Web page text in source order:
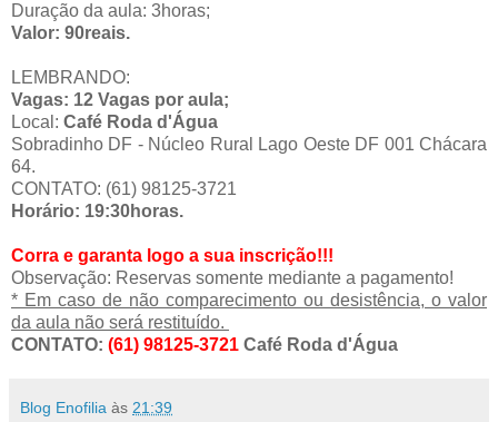
Duração da aula: 3horas;
Valor: 90reais.
LEMBRANDO:
Vagas: 12 Vagas por aula;
Local: Café Roda d'Água
Sobradinho DF - Núcleo Rural Lago Oeste DF 001 Chácara
64.
CONTATO: (61) 98125-3721
Horário: 19:30horas.
Corra e garanta logo a sua inscrição!!!
Observação: Reservas somente mediante a pagamento!
* Em caso de não comparecimento ou desistência, o valor
da aula não será restituído.
CONTATO: (61) 98125-3721 Café Roda d'Água
Blog Enofilia às 21:39